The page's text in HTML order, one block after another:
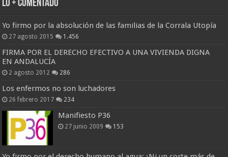
Lo + Comentado
Yo firmo por la absolución de las familias de la Corrala Utopía
27 agosto 2015 1.456
FIRMA POR EL DERECHO EFECTIVO A UNA VIVIENDA DIGNA
EN ANDALUCÍA
2 agosto 2012 286
Los enfermos no son luchadores
26 febrero 2017 234
Manifiesto P36
27 junio 2009 153